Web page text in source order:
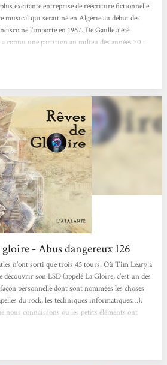
excitante entreprise de réécriture fictionnelle
musical qui serait né en Algérie au début des
ne l’importe en 1967. De Gaulle a été
a connu une partition au milieu des années 70 :
spécialiste du "rock psychodélique", évoque ses
- Abus dangereux 126
n'ont sorti que trois 45 tours. Où Tim Leary a
son LSD (appelé La Gloire, c'est un des
personnelle dont sont nommées les choses
du rock, les techniques informatiques…).
nous connaissons ou les petits éléments ont
particulier fait de très courts « chapitres »